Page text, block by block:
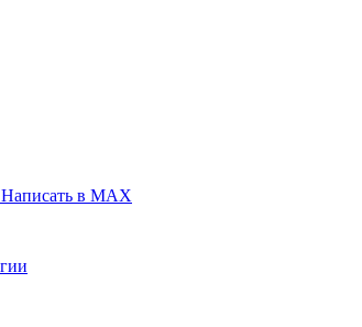
Написать в MAX